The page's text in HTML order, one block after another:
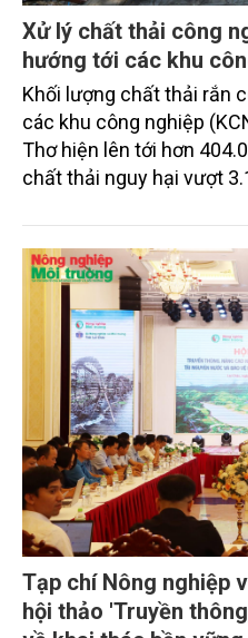
Xử lý chất thải công
hướng tới các khu
Khối lượng chất thải rắn
các khu công nghiệp
Thơ hiện lên tới hơn
chất thải nguy hại vượt
đúng quy định, nhưng
chuẩn tại địa phương và
Cửu Long (ĐBSCL)
với mục tiêu phát triển
Những chỉ đạo mới của
vọng sẽ góp phần tháo
tới xây dựng các KCN
đoạn tới.
Tạp chí Nông nghiệp
hội thảo 'Truyền